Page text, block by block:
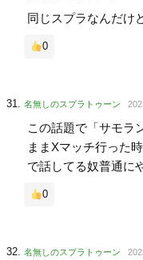
同じスプラなんだけ
0
名無しのスプラトゥーン
この話題で「サモラ
ままXマッチ行った
で話してる奴普通に
0
名無しのスプラトゥーン